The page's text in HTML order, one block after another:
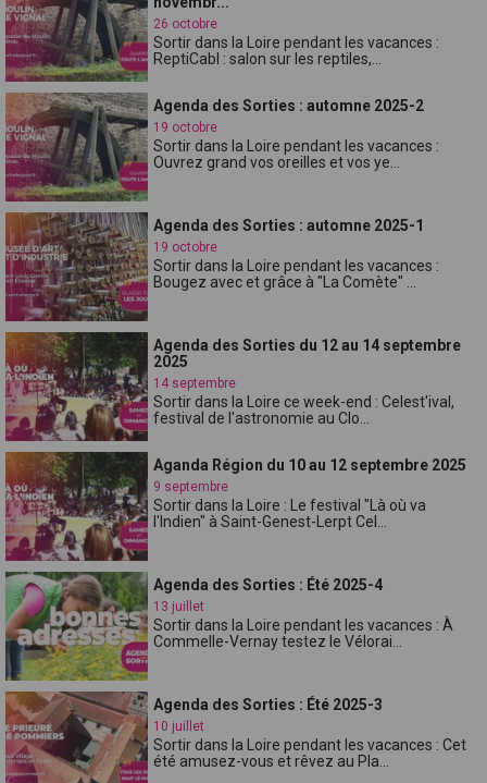
26 octobre
Sortir dans la Loire pendant les vacances :
ReptiCabl : salon sur les reptiles,...
Agenda des Sorties : automne 2025-2
19 octobre
Sortir dans la Loire pendant les vacances :
Ouvrez grand vos oreilles et vos ye...
Agenda des Sorties : automne 2025-1
19 octobre
Sortir dans la Loire pendant les vacances :
Bougez avec et grâce à "La Comète" ...
Agenda des Sorties du 12 au 14 septembre
2025
14 septembre
Sortir dans la Loire ce week-end : Celest'ival,
festival de l'astronomie au Clo...
Aganda Région du 10 au 12 septembre 2025
9 septembre
Sortir dans la Loire : Le festival "Là où va
l'Indien" à Saint-Genest-Lerpt Cel...
Agenda des Sorties : Été 2025-4
13 juillet
Sortir dans la Loire pendant les vacances : À
Commelle-Vernay testez le Vélorai...
Agenda des Sorties : Été 2025-3
10 juillet
Sortir dans la Loire pendant les vacances : Cet
été amusez-vous et rêvez au Pla...